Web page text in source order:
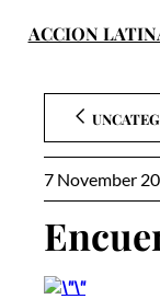
7 November